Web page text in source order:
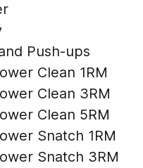
Push-ups
Clean 1RM
Clean 3RM
Clean 5RM
Snatch 1RM
Snatch 3RM